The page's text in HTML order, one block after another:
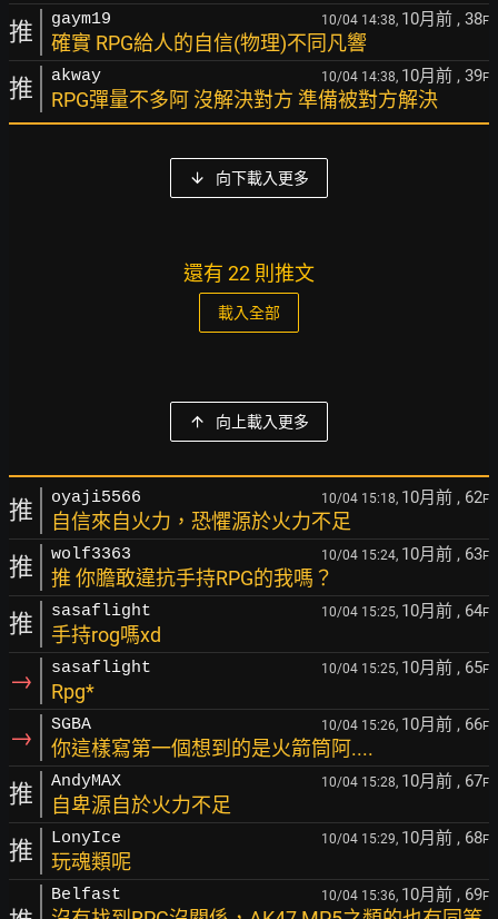
推 gaym19 10/04 14:38, 10月前 , 38F
確實 RPG給人的自信(物理)不同凡響
推 akway 10/04 14:38, 10月前 , 39F
RPG彈量不多阿 沒解決對方 準備被對方解決
向下載入更多
還有 22 則推文
載入全部
向上載入更多
推 oyaji5566 10/04 15:18, 10月前 , 62F
自信來自火力，恐懼源於火力不足
推 wolf3363 10/04 15:24, 10月前 , 63F
推 你膽敢違抗手持RPG的我嗎？
推 sasaflight 10/04 15:25, 10月前 , 64F
手持rog嗎xd
→ sasaflight 10/04 15:25, 10月前 , 65F
Rpg*
→ SGBA 10/04 15:26, 10月前 , 66F
你這樣寫第一個想到的是火箭筒阿....
推 AndyMAX 10/04 15:28, 10月前 , 67F
自卑源自於火力不足
推 LonyIce 10/04 15:29, 10月前 , 68F
玩魂類呢
Belfast 10/04 15:36, 10月前 , 69F